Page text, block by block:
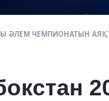
ӘЛЕМ ЧЕМПИОНАТЫН